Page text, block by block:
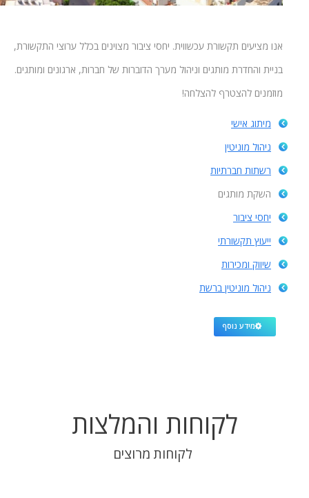
אנו מציעים תקשורת עכשווית. יחסי ציבור מצוינים בכלל ערוצי התקשורת,
בניית והחדרת מותגים וניהול מערך הדוברות של חברות, ארגונים ומותגים.
מוזמנים להצטרף להצלחה!
מיתוג אישי
ניהול מוניטין
רשתות חברתיות
השקת מותגים
יחסי ציבור
ייעוץ תקשורתי
שיווק ומכירות
ניהול מוניטין ברשת
מידע נוסף
לקוחות והמלצות
לקוחות מרוצים